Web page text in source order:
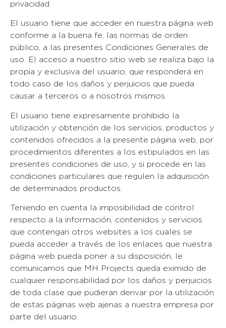
privacidad.
El usuario tiene que acceder en nuestra página web
conforme a la buena fe, las normas de orden
público, a las presentes Condiciones Generales de
uso. El acceso a nuestro sitio web se realiza bajo la
propia y exclusiva del usuario, que responderá en
todo caso de los daños y perjuicios que pueda
causar a terceros o a nosotros mismos.
El usuario tiene expresamente prohibido la
utilización y obtención de los servicios, productos y
contenidos ofrecidos a la presente página web, por
procedimientos diferentes a los estipulados en las
presentes condiciones de uso, y si procede en las
condiciones particulares que regulen la adquisición
de determinados productos.
Teniendo en cuenta la imposibilidad de control
respecto a la información, contenidos y servicios
que contengan otros websites a los cuales se
pueda acceder a través de los enlaces que nuestra
página web pueda poner a su disposición, le
comunicamos que MH Projects queda eximido de
cualquier responsabilidad por los daños y perjuicios
de toda clase que pudieran derivar por la utilización
de estas páginas web ajenas a nuestra empresa por
parte del usuario.